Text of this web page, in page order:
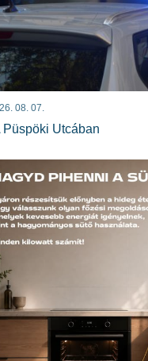
08. 07.
Püspöki Utcában